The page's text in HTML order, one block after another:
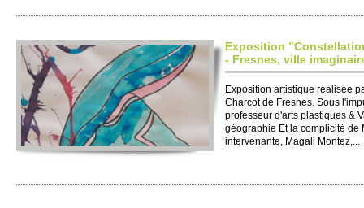
Exposition
- Fresnes, ville
Exposition artistique réalisée
Charcot de Fresnes. Sous
professeur d'arts plastiques &
géographie Et la complicité de
intervenante, Magali Montez,...